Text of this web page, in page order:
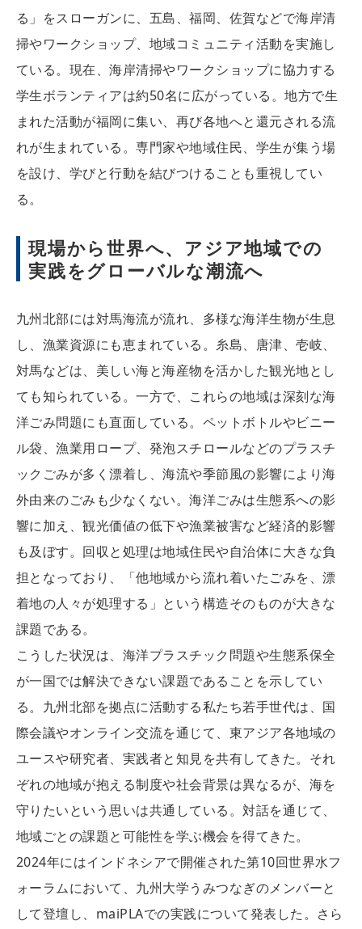
る」をスローガンに、五島、福岡、佐賀などで海岸清
掃やワークショップ、地域コミュニティ活動を実施し
ている。現在、海岸清掃やワークショップに協力する
学生ボランティアは約50名に広がっている。地方で生
まれた活動が福岡に集い、再び各地へと還元される流
れが生まれている。専門家や地域住民、学生が集う場
を設け、学びと行動を結びつけることも重視してい
る。
現場から世界へ、アジア地域での
実践をグローバルな潮流へ
九州北部には対馬海流が流れ、多様な海洋生物が生息
し、漁業資源にも恵まれている。糸島、唐津、壱岐、
対馬などは、美しい海と海産物を活かした観光地とし
ても知られている。一方で、これらの地域は深刻な海
洋ごみ問題にも直面している。ペットボトルやビニー
ル袋、漁業用ロープ、発泡スチロールなどのプラスチ
ックごみが多く漂着し、海流や季節風の影響により海
外由来のごみも少なくない。海洋ごみは生態系への影
響に加え、観光価値の低下や漁業被害など経済的影響
も及ぼす。回収と処理は地域住民や自治体に大きな負
担となっており、「他地域から流れ着いたごみを、漂
着地の人々が処理する」という構造そのものが大きな
課題である。
こうした状況は、海洋プラスチック問題や生態系保全
が一国では解決できない課題であることを示してい
る。九州北部を拠点に活動する私たち若手世代は、国
際会議やオンライン交流を通じて、東アジア各地域の
ユースや研究者、実践者と知見を共有してきた。それ
ぞれの地域が抱える制度や社会背景は異なるが、海を
守りたいという思いは共通している。対話を通じて、
地域ごとの課題と可能性を学ぶ機会を得てきた。
2024年にはインドネシアで開催された第10回世界水フ
ォーラムにおいて、九州大学うみつなぎのメンバーと
して登壇し、maiPLAでの実践について発表した。さら